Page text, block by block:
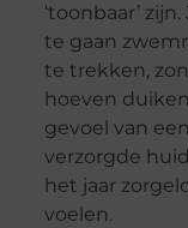
‘toonbaar’
te gaan
te trekken,
hoeven
gevoel van
verzorgde
het jaar
voelen.